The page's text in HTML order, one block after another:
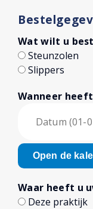
Wat wilt u
Steunzolen
Slippers
Wanneer
Open de
Waar heeft u
Deze praktijk